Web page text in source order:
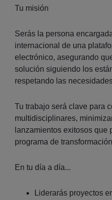
Tu misión
Serás la persona
internacional de una
electrónico, asegurando
solución siguiendo los
respetando las
Tu trabajo será clave para
multidisciplinares,
lanzamientos exitosos que
programa de
En tu día a día...
Liderarás proyectos